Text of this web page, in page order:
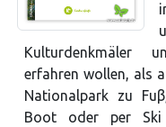
Kulturdenkmäler
erfahren wollen, als
Nationalpark zu
Boot oder per Ski